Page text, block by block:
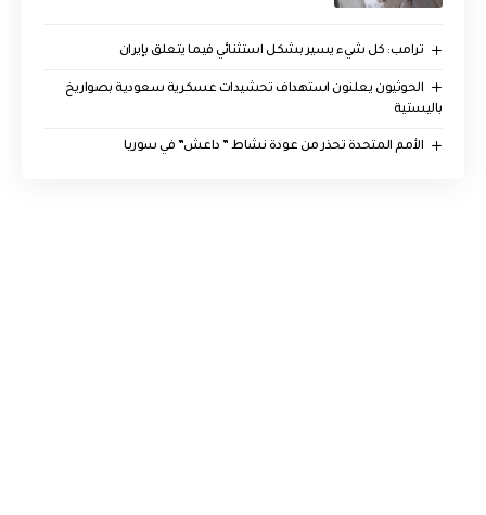
ترامب: كل شيء يسير بشكل استثنائي فيما يتعلق بإيران
الحوثيون يعلنون استهداف تحشيدات عسكرية سعودية بصواريخ
باليستية
الأمم المتحدة تحذر من عودة نشاط ” داعش” في سوريا